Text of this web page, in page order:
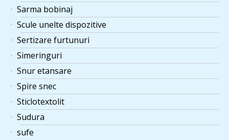
Sarma bobinaj
Scule unelte dispozitive
Sertizare furtunuri
Simeringuri
Snur etansare
Spire snec
Sticlotextolit
Sudura
sufe